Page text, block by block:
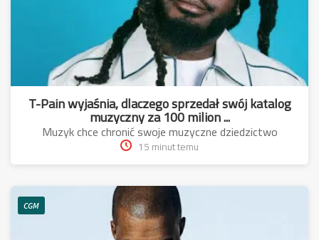
T-Pain wyjaśnia, dlaczego sprzedał swój katalog
muzyczny za 100 milion ...
Muzyk chce chronić swoje muzyczne dziedzictwo
15 minut temu
CGM